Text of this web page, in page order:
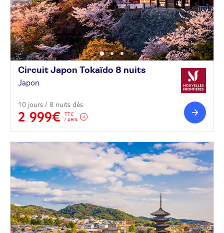
Circuit Japon Tokaïdo 8 nuits
Japon
10 jours / 8 nuits dès
2 999€
TTC
/ pers.